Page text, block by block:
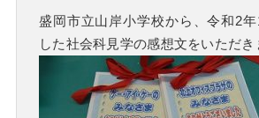
盛岡市立山岸小学校から、令和2
した社会科見学の感想文をいただき